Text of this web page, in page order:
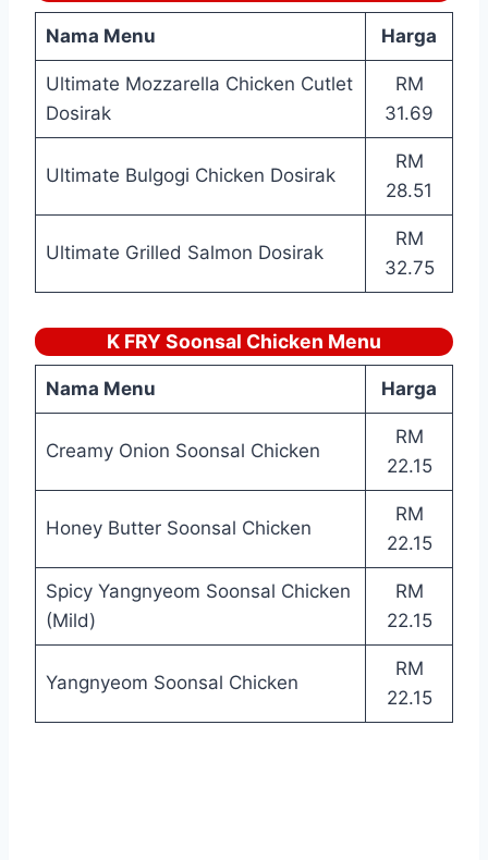
Nama Menu Harga
Ultimate Mozzarella Chicken Cutlet
Dosirak
RM
31.69
Ultimate Bulgogi Chicken Dosirak
RM
28.51
Ultimate Grilled Salmon Dosirak
RM
32.75
K FRY Soonsal Chicken Menu
Nama Menu Harga
Creamy Onion Soonsal Chicken
RM
22.15
Honey Butter Soonsal Chicken
RM
22.15
Spicy Yangnyeom Soonsal Chicken
(Mild)
RM
22.15
Yangnyeom Soonsal Chicken
RM
22.15